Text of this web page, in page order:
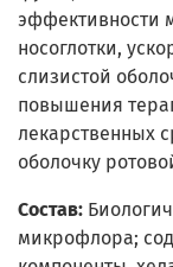
эффективности
носоглотки,
слизистой
повышения
лекарственных
оболочку
Состав:
микрофлора;